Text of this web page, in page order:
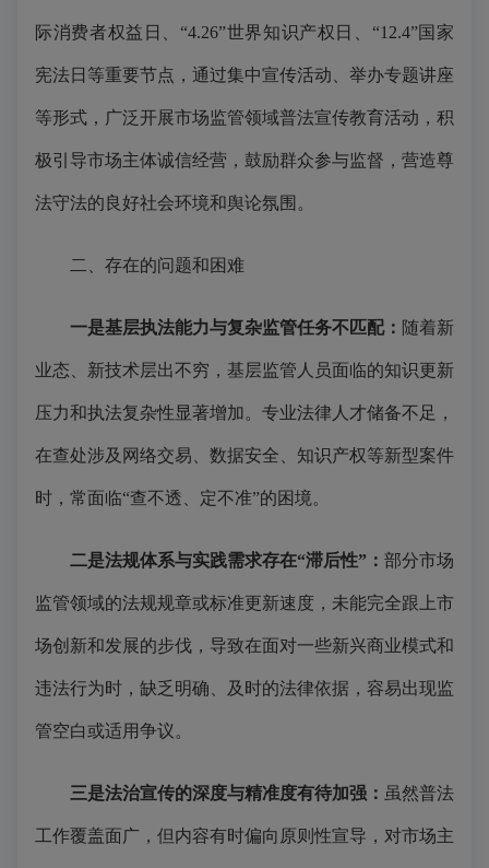
际消费者权益日、“4.26”世界知识产权日、“12.4”国家
宪法日等重要节点，通过集中宣传活动、举办专题讲座
等形式，广泛开展市场监管领域普法宣传教育活动，积
极引导市场主体诚信经营，鼓励群众参与监督，营造尊
法守法的良好社会环境和舆论氛围。
二、存在的问题和困难
一是基层执法能力与复杂监管任务不匹配： 随着新
业态、新技术层出不穷，基层监管人员面临的知识更新
压力和执法复杂性显著增加。专业法律人才储备不足，
在查处涉及网络交易、数据安全、知识产权等新型案件
时，常面临“查不透、定不准”的困境。
二是法规体系与实践需求存在“滞后性” ： 部分市场
监管领域的法规规章或标准更新速度，未能完全跟上市
场创新和发展的步伐，导致在面对一些新兴商业模式和
违法行为时，缺乏明确、及时的法律依据，容易出现监
管空白或适用争议。
三是法治宣传的深度与精准度有待加强 ： 虽然普法
工作覆盖面广，但内容有时偏向原则性宣导，对市场主